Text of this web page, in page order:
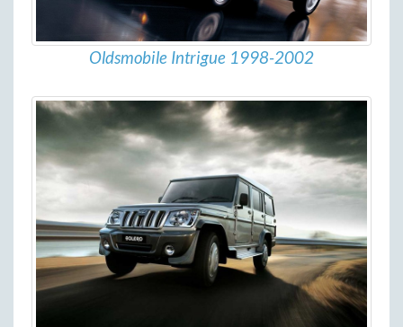
Oldsmobile Intrigue 1998-2002